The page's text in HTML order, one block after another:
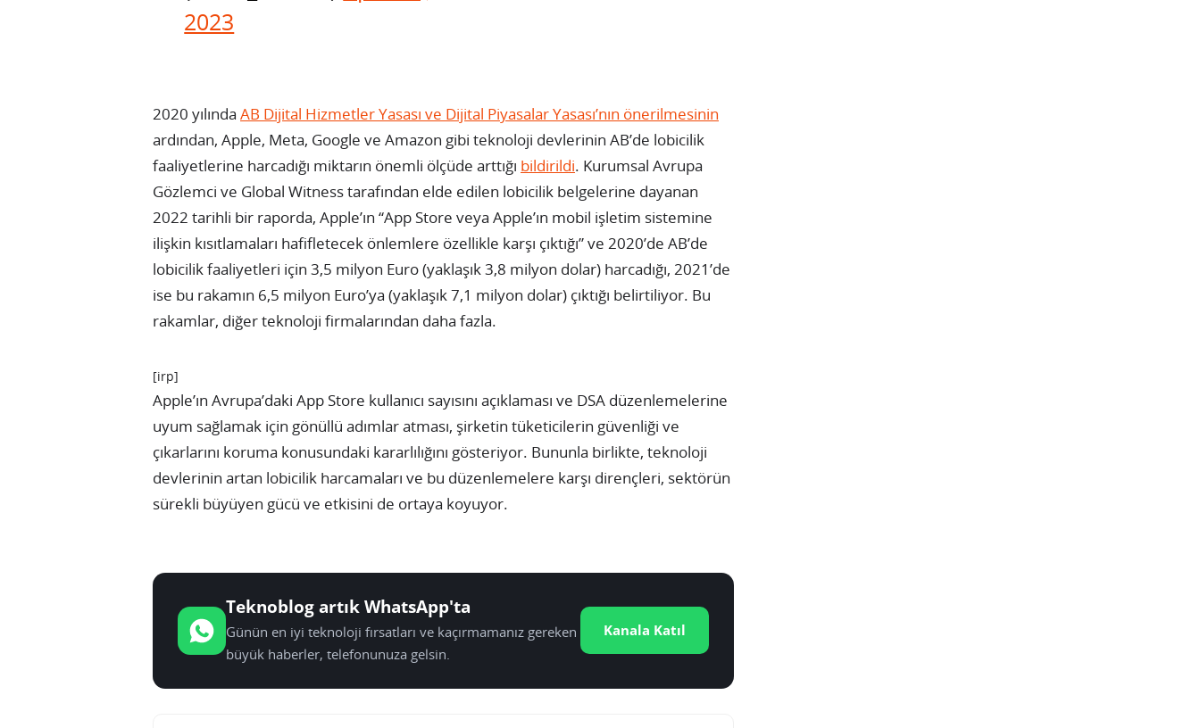
2023
2020 yılında AB Dijital Hizmetler Yasası ve Dijital Piyasalar Yasası’nın önerilmesinin
ardından, Apple, Meta, Google ve Amazon gibi teknoloji devlerinin AB’de lobicilik
faaliyetlerine harcadığı miktarın önemli ölçüde arttığı bildirildi. Kurumsal Avrupa
Gözlemci ve Global Witness tarafından elde edilen lobicilik belgelerine dayanan
2022 tarihli bir raporda, Apple’ın “App Store veya Apple’ın mobil işletim sistemine
ilişkin kısıtlamaları hafifletecek önlemlere özellikle karşı çıktığı” ve 2020’de AB’de
lobicilik faaliyetleri için 3,5 milyon Euro (yaklaşık 3,8 milyon dolar) harcadığı, 2021’de
ise bu rakamın 6,5 milyon Euro’ya (yaklaşık 7,1 milyon dolar) çıktığı belirtiliyor. Bu
rakamlar, diğer teknoloji firmalarından daha fazla.
[irp]
Apple’ın Avrupa’daki App Store kullanıcı sayısını açıklaması ve DSA düzenlemelerine
uyum sağlamak için gönüllü adımlar atması, şirketin tüketicilerin güvenliği ve
çıkarlarını koruma konusundaki kararlılığını gösteriyor. Bununla birlikte, teknoloji
devlerinin artan lobicilik harcamaları ve bu düzenlemelere karşı dirençleri, sektörün
sürekli büyüyen gücü ve etkisini de ortaya koyuyor.
Teknoblog artık WhatsApp'ta
Günün en iyi teknoloji fırsatları ve kaçırmamanız gereken
büyük haberler, telefonunuza gelsin.
Kanala Katıl